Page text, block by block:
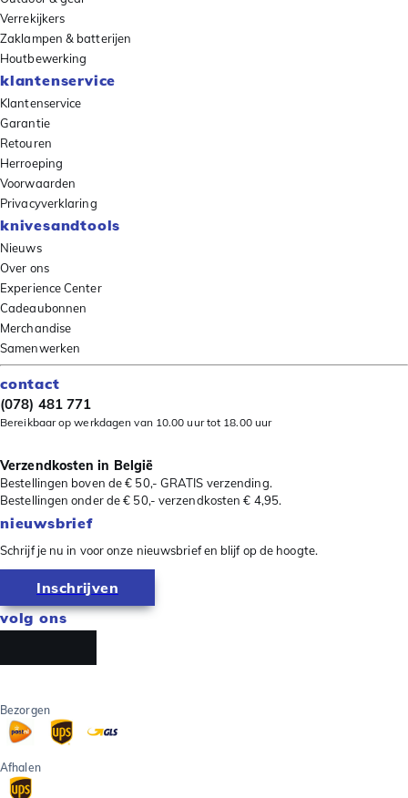
Verrekijkers
Zaklampen & batterijen
Houtbewerking
klantenservice
Klantenservice
Garantie
Retouren
Herroeping
Voorwaarden
Privacyverklaring
knivesandtools
Nieuws
Over ons
Experience Center
Cadeaubonnen
Merchandise
Samenwerken
contact
(078) 481 771
Bereikbaar op werkdagen van 10.00 uur tot 18.00 uur
Verzendkosten in België
Bestellingen boven de € 50,- GRATIS verzending.
Bestellingen onder de € 50,- verzendkosten € 4,95.
nieuwsbrief
Schrijf je nu in voor onze nieuwsbrief en blijf op de hoogte.
Inschrijven
volg ons
Bezorgen
Afhalen